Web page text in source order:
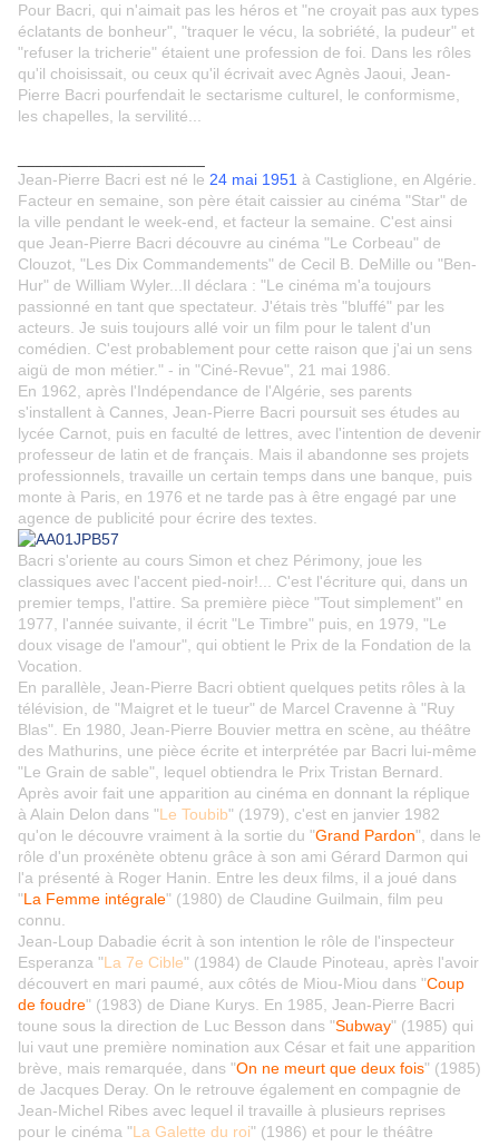
Pour Bacri, qui n'aimait pas les héros et "ne croyait pas aux types
éclatants de bonheur", "traquer le vécu, la sobriété, la pudeur" et
"refuser la tricherie" étaient une profession de foi. Dans les rôles
qu'il choisissait, ou ceux qu'il écrivait avec Agnès Jaoui, Jean-
Pierre Bacri pourfendait le sectarisme culturel, le conformisme,
les chapelles, la servilité...
Jean-Pierre Bacri est né le 24 mai 1951 à Castiglione, en Algérie.
Facteur en semaine, son père était caissier au cinéma "Star" de
la ville pendant le week-end, et facteur la semaine. C'est ainsi
que Jean-Pierre Bacri découvre au cinéma "Le Corbeau" de
Clouzot, "Les Dix Commandements" de Cecil B. DeMille ou "Ben-
Hur" de William Wyler...Il déclara : "Le cinéma m'a toujours
passionné en tant que spectateur. J'étais très "bluffé" par les
acteurs. Je suis toujours allé voir un film pour le talent d'un
comédien. C'est probablement pour cette raison que j'ai un sens
aigü de mon métier." - in "Ciné-Revue", 21 mai 1986.
En 1962, après l'Indépendance de l'Algérie, ses parents
s'installent à Cannes, Jean-Pierre Bacri poursuit ses études au
lycée Carnot, puis en faculté de lettres, avec l'intention de devenir
professeur de latin et de français. Mais il abandonne ses projets
professionnels, travaille un certain temps dans une banque, puis
monte à Paris, en 1976 et ne tarde pas à être engagé par une
agence de publicité pour écrire des textes.
Bacri s'oriente au cours Simon et chez Périmony, joue les
classiques avec l'accent pied-noir!... C'est l'écriture qui, dans un
premier temps, l'attire. Sa première pièce "Tout simplement" en
1977, l'année suivante, il écrit "Le Timbre" puis, en 1979, "Le
doux visage de l'amour", qui obtient le Prix de la Fondation de la
Vocation.
En parallèle, Jean-Pierre Bacri obtient quelques petits rôles à la
télévision, de "Maigret et le tueur" de Marcel Cravenne à "Ruy
Blas". En 1980, Jean-Pierre Bouvier mettra en scène, au théâtre
des Mathurins, une pièce écrite et interprétée par Bacri lui-même
"Le Grain de sable", lequel obtiendra le Prix Tristan Bernard.
Après avoir fait une apparition au cinéma en donnant la réplique
à Alain Delon dans "Le Toubib" (1979), c'est en janvier 1982
qu'on le découvre vraiment à la sortie du "Grand Pardon", dans le
rôle d'un proxénète obtenu grâce à son ami Gérard Darmon qui
l'a présenté à Roger Hanin. Entre les deux films, il a joué dans
"La Femme intégrale" (1980) de Claudine Guilmain, film peu
connu.
Jean-Loup Dabadie écrit à son intention le rôle de l'inspecteur
Esperanza "La 7e Cible" (1984) de Claude Pinoteau, après l'avoir
découvert en mari paumé, aux côtés de Miou-Miou dans "Coup
de foudre" (1983) de Diane Kurys. En 1985, Jean-Pierre Bacri
toune sous la direction de Luc Besson dans "Subway" (1985) qui
lui vaut une première nomination aux César et fait une apparition
brève, mais remarquée, dans "On ne meurt que deux fois" (1985)
de Jacques Deray. On le retrouve également en compagnie de
Jean-Michel Ribes avec lequel il travaille à plusieurs reprises
pour le cinéma "La Galette du roi" (1986) et pour le théâtre